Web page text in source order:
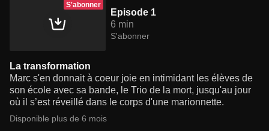
S'abonner
Episode 1
6 min
S'abonner
La transformation
Marc s'en donnait à coeur joie en intimidant les élèves de
son école avec sa bande, le Trio de la mort, jusqu'au jour
où il s’est réveillé dans le corps d'une marionnette.
Disponible plus de 6 mois